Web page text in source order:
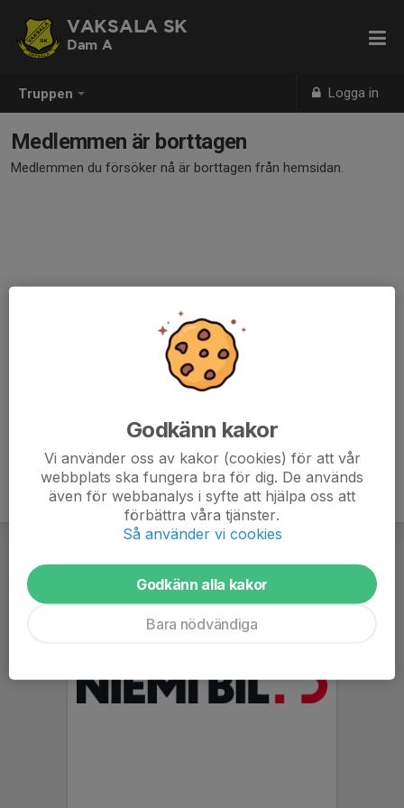
Truppen Logga in
VAKSALA SK
Dam A
Medlemmen är borttagen
Medlemmen du försöker nå är borttagen från hemsidan.
Godkänn kakor
Vi använder oss av kakor (cookies) för att vår
webbplats ska fungera bra för dig. De används
även för webbanalys i syfte att hjälpa oss att
förbättra våra tjänster.
Så använder vi cookies
Godkänn alla kakor
Bara nödvändiga